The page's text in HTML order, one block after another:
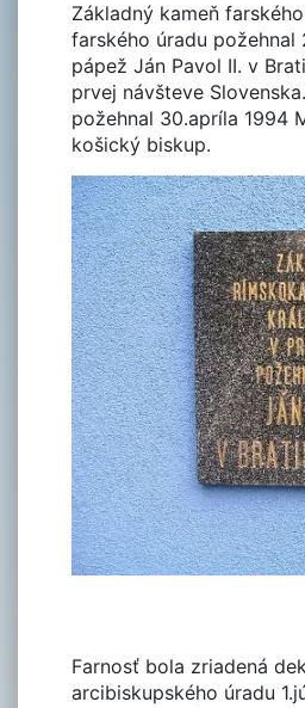
Základný kameň
farského úradu požehnal
pápež Ján Pavol II. v
prvej návšteve
požehnal 30.apríla 1994
košický biskup.
Farnosť bola zriadená
arcibiskupského úradu